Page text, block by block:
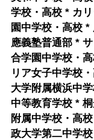
学校・高校 * カ
園中学校・高校
應義塾普通部 *
合学園中学校・
リア女子中学校
大学附属横浜中
中等教育学校 *
附属中学校・高
政大学第二中学